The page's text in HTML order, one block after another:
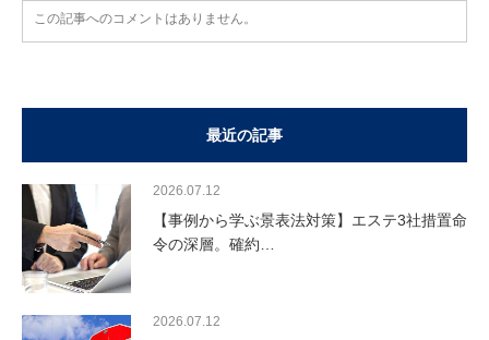
この記事へのコメントはありません。
最近の記事
2026.07.12
【事例から学ぶ景表法対策】エステ3社措置命
令の深層。確約…
2026.07.12